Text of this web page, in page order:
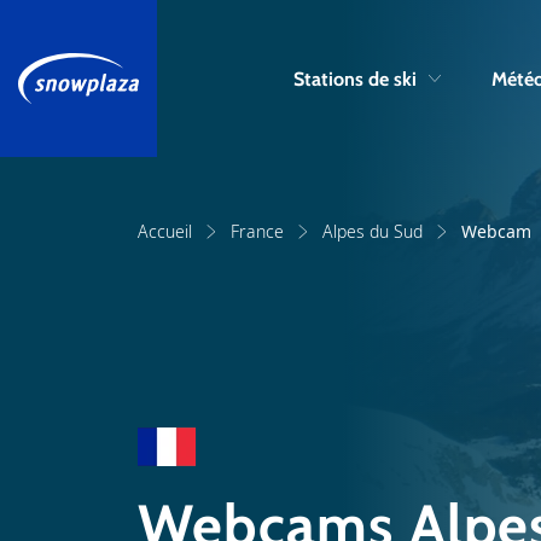
Stations de ski
Accueil France Alpes du Sud Webcam
Webcams